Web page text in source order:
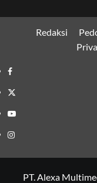
Redaksi
Facebook
Twitter
Youtube
Instagram
PT. Alexa